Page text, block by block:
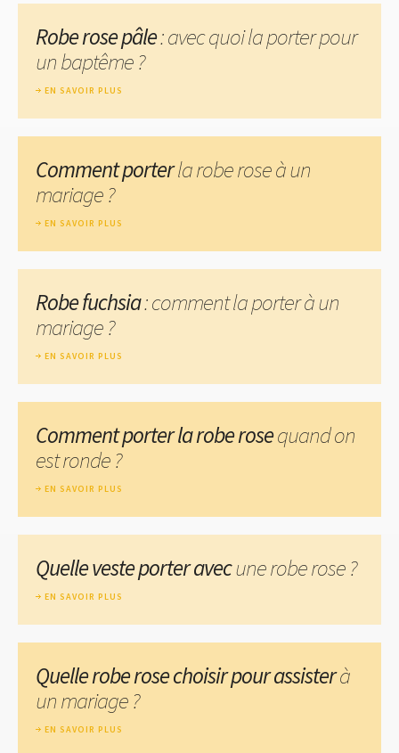
Robe rose pâle: avec quoi la porter pour
un baptême ?
EN SAVOIR PLUS
Comment porterla robe rose à un
mariage ?
EN SAVOIR PLUS
Robe fuchsia: comment la porter à un
mariage ?
EN SAVOIR PLUS
Comment porter la robe rosequand on
est ronde ?
EN SAVOIR PLUS
Quelle veste porter avecune robe rose ?
EN SAVOIR PLUS
Quelle robe rose choisir pour assisterà
un mariage ?
EN SAVOIR PLUS